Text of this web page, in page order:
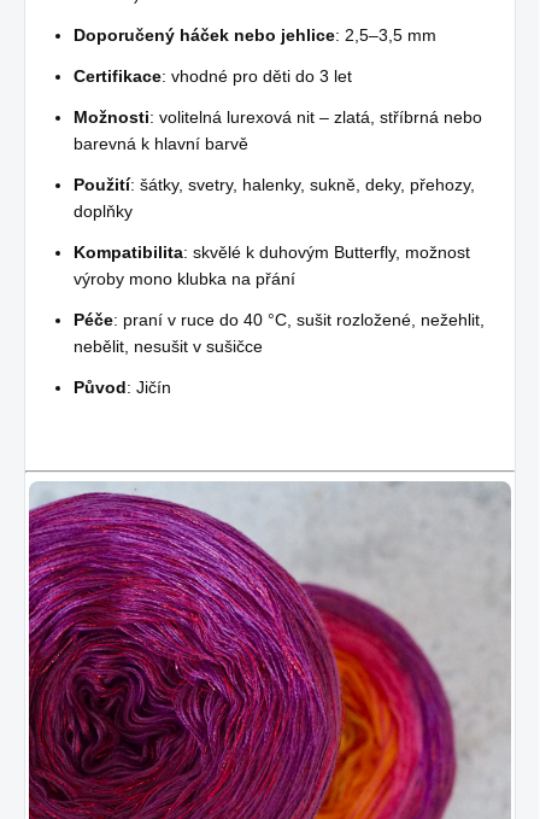
Doporučený háček nebo jehlice: 2,5–3,5 mm
Certifikace: vhodné pro děti do 3 let
Možnosti: volitelná lurexová nit – zlatá, stříbrná nebo
barevná k hlavní barvě
Použití: šátky, svetry, halenky, sukně, deky, přehozy,
doplňky
Kompatibilita: skvělé k duhovým Butterfly, možnost
výroby mono klubka na přání
Péče: praní v ruce do 40 °C, sušit rozložené, nežehlit,
nebělit, nesušit v sušičce
Původ: Jičín